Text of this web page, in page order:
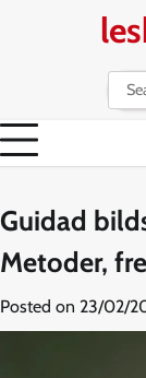
for:
Guidad
Metoder,
Posted on 23/02/